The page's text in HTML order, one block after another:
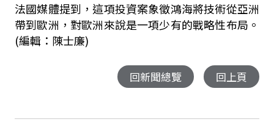
法國媒體提到，這項投資案象徵鴻海將技術從亞洲
帶到歐洲，對歐洲來說是一項少有的戰略性布局。
(編輯：陳士廉)
回新聞總覽 回上頁